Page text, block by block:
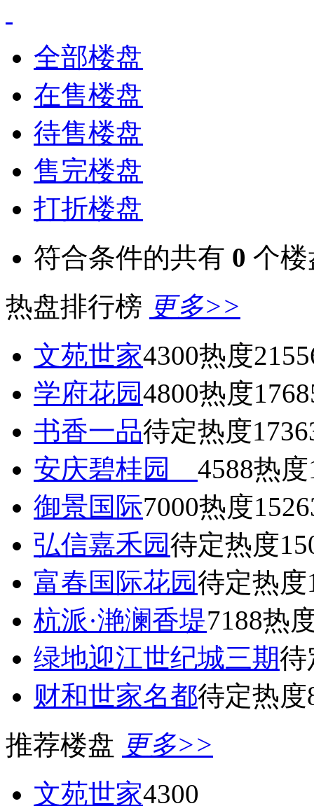
全部楼盘
在售楼盘
待售楼盘
售完楼盘
打折楼盘
符合条件的共有 0 个楼
热盘排行榜 更多>>
文苑世家4300热度
学府花园4800热度
书香一品待定热度
安庆碧桂园 4588热度
御景国际7000热度
弘信嘉禾园待定热度
富春国际花园待定热度
杭派·滟澜香堤7188热
绿地迎江世纪城三期待
财和世家名都待定热度
推荐楼盘 更多>>
文苑世家4300